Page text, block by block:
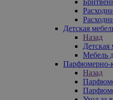
Детская
Назад
Детская
Мебель
Парфюмерно-
Назад